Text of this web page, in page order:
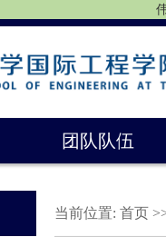
团队队伍
当前位置: 首页